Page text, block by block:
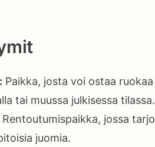
Paikka, josta voi ostaa
tai muussa julkisessa tilassa.
Rentoutumispaikka, jossa
juomia.